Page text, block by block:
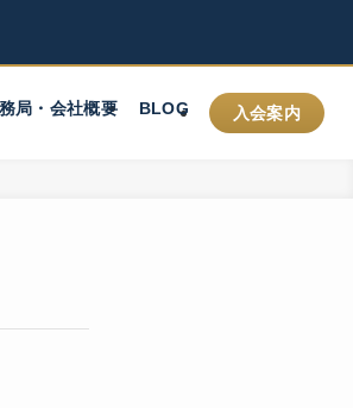
局・会社概要 BLOG 入会案内